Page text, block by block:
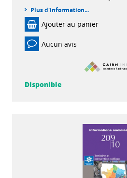
Plus d'information...
Ajouter au panier
Aucun avis
Disponible